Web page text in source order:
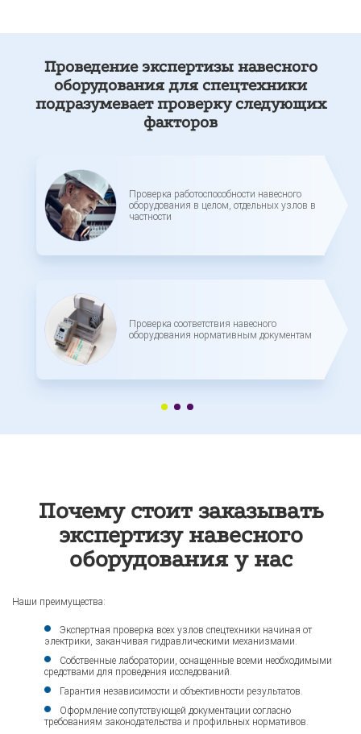
Проведение экспертизы навесного
оборудования для спецтехники
подразумевает проверку следующих
факторов
Проверка работоспособности навесного
оборудования в целом, отдельных узлов в
частности
Проверка соответствия навесного
оборудования нормативным документам
Почему стоит заказывать
экспертизу навесного
оборудования у нас
Наши преимущества:
Экспертная проверка всех узлов спецтехники начиная от
электрики, заканчивая гидравлическими механизмами.
Собственные лаборатории, оснащенные всеми необходимыми
средствами для проведения исследований.
Гарантия независимости и объективности результатов.
Оформление сопутствующей документации согласно
требованиям законодательства и профильных нормативов.